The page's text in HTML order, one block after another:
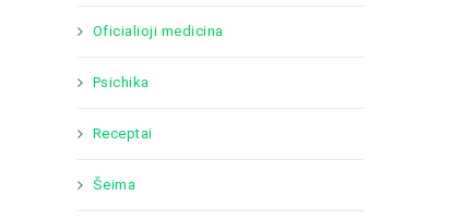
Oficialioji medicina
Psichika
Receptai
Šeima